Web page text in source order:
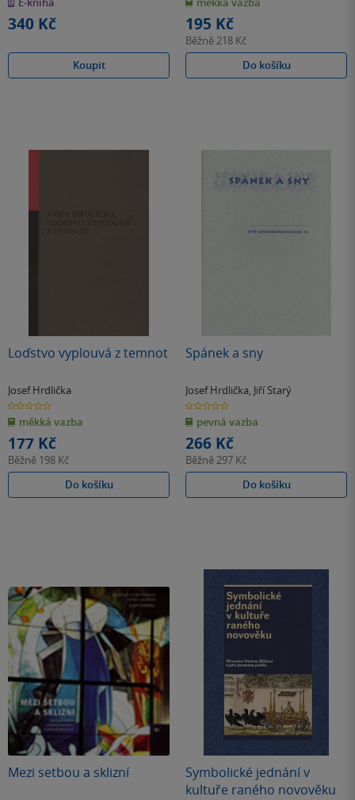
hvězdiček
340 Kč
Koupit
hvězdiček
195 Kč
Běžně218 Kč
Do košíku
Loďstvo vyplouvá z temnot
Josef Hrdlička
0.0
z
5
hvězdiček
měkká vazba
177 Kč
Běžně 198 Kč
Do košíku
Spánek a sny
Josef Hrdlička, Jiří Starý
0.0
z
5
hvězdiček
pevná vazba
266 Kč
Běžně297 Kč
Do košíku
Mezi setbou a sklizní
Symbolické jednání v
kultuře raného novověku